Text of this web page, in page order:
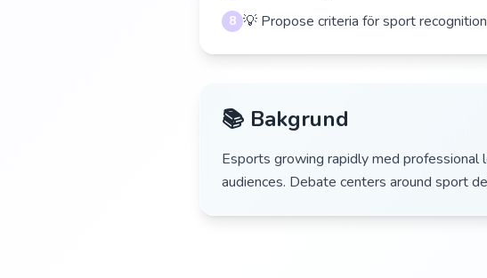
8 💡 Propose criteria för sport recognition
📚 Bakgrund
Esports growing rapidly med professional
audiences. Debate centers around sport